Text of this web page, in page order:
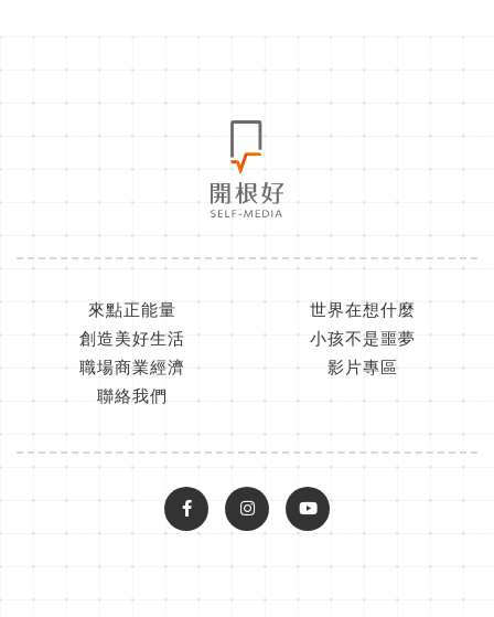
來點正能量
世界在想什麼
創造美好生活
小孩不是噩夢
職場商業經濟
影片專區
聯絡我們